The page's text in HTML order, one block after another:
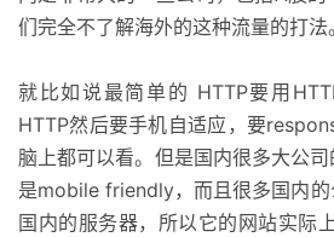
们完全不了解海外的这种流量的打法。
就比如说最简单的 HTTP要用
HTTP然后要手机自适应，要
脑上都可以看。但是国内很多大公
是mobile friendly，而且很多国内的
国内的服务器，所以它的网站实际